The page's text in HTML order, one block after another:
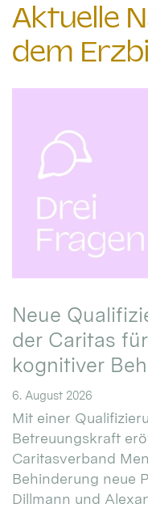
Aktuelle
dem
Neue
der Caritas
kognitiver
6. August 2026
Mit einer
Betreuungskraft
Caritasverband
Behinderung neue
Dillmann und